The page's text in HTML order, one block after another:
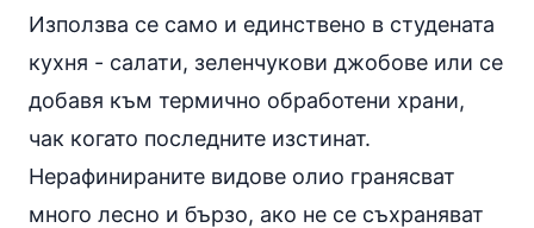
Използва се само и единствено в студената
кухня - салати, зеленчукови джобове или се
добавя към термично обработени храни,
чак когато последните изстинат.
Нерафинираните видове олио гранясват
много лесно и бързо, ако не се съхраняват